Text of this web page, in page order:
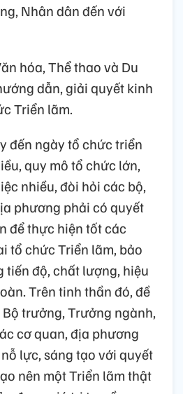
Nhân dân đến với
hóa, Thể thao và Du
dẫn, giải quyết kinh
Triển lãm.
đến ngày tổ chức triển
quy mô tổ chức lớn,
nhiều, đòi hỏi các bộ,
phương phải có quyết
để thực hiện tốt các
tổ chức Triển lãm, bảo
tiến độ, chất lượng, hiệu
Trên tinh thần đó, đề
trưởng, Trưởng ngành,
cơ quan, địa phương
lực, sáng tạo với quyết
nên một Triển lãm thật